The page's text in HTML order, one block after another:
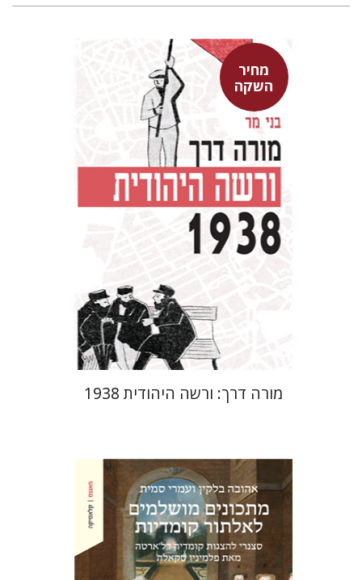
מחיר
השקה
בני מר
מחיר השקה
$42
$29
מורה דרך: ורשה היהודית 1938
אהובה בלקין עמרי סמית